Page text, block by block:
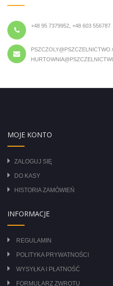
+48 95 7379952, +48 603 556787
MOJE KONTO
ZALOGUJ SIĘ
DO KASY
HISTORIA ZAMÓWIEŃ
INFORMACJE
REGULAMIN
POLITYKA PRYWATNOŚCI
WYSYŁKA I PŁATNOŚĆ
FORMULARZ ZWROTU